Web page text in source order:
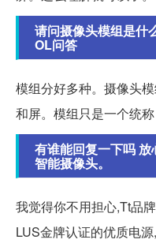
请问摄像头模组是什
OL问答
模组分好多种。摄像头
和屏。模组只是一个统称
有谁能回复一下吗 放
智能摄像头。
我觉得你不用担心,Tt品
LUS金牌认证的优质电